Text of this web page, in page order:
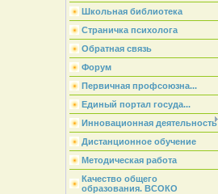
Школьная библиотека
Страничка психолога
Обратная связь
Форум
Первичная профсоюзна...
Единый портал госуда...
Инновационная деятельность
Дистанционное обучение
Методическая работа
Качество общего
образования. ВСОКО